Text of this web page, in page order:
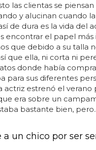
las clientas se
y alucinan cuando
de dura es la vida del
encontrar el papel
que debido a su talla
que ella, ni corta ni
donde había
para sus diferentes
actriz estrenó el verano
era sobre un
bastante bien,
un chico por ser